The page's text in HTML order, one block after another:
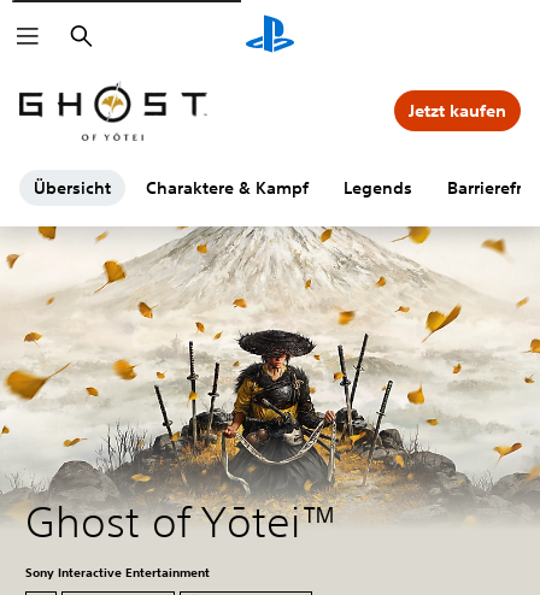
Suchen
Übersicht Charaktere & Kampf Legends
Jetzt kaufen
Ghost of Yōtei™
Sony Interactive Entertainment